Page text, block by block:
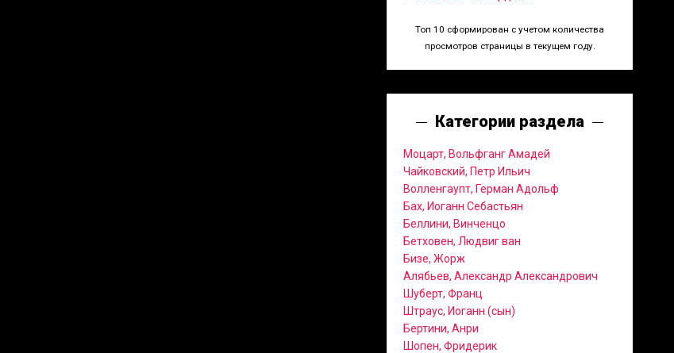
Топ 10 сформирован с учетом количества
просмотров страницы в текущем году.
Категории раздела
Моцарт, Вольфганг Амадей
Чайковский, Петр Ильич
Волленгаупт, Герман Адольф
Бах, Иоганн Себастьян
Беллини, Винченцо
Бетховен, Людвиг ван
Бизе, Жорж
Алябьев, Александр Александрович
Шуберт, Франц
Штраус, Иоганн (сын)
Бертини, Анри
Шопен, Фридерик